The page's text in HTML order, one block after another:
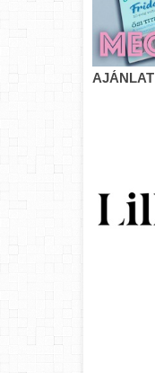
AJÁNLAT